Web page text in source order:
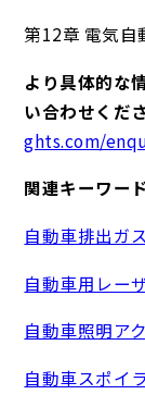
第12章 電気自
より具体的な
い合わせくだ
ghts.com/
関連キーワー
自動車排出ガ
自動車用レー
自動車照明ア
自動車スポイ